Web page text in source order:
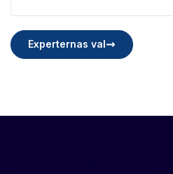
Experternas val